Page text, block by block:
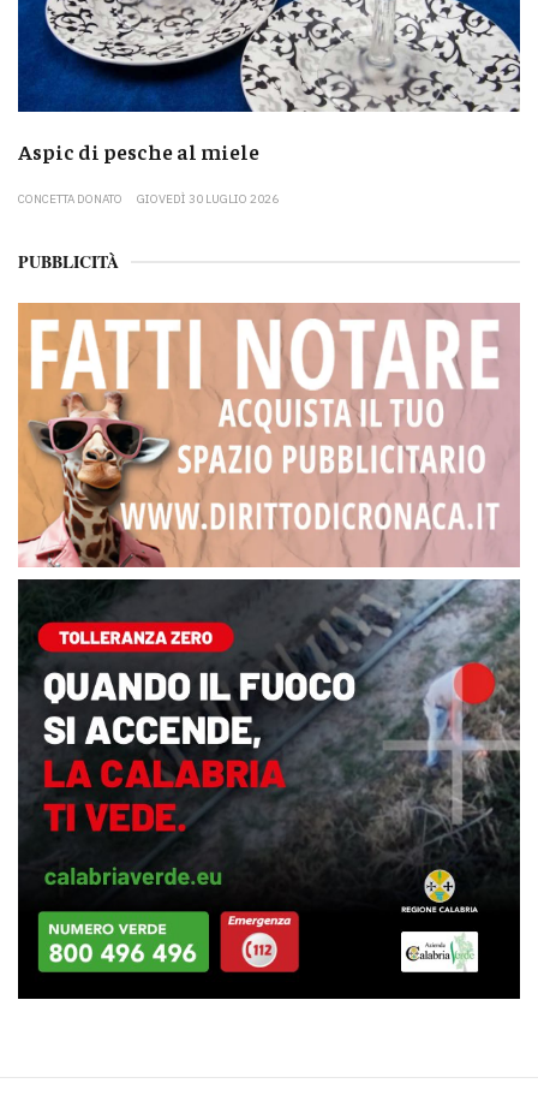
Aspic di pesche al miele
CONCETTA DONATO GIOVEDÌ 30 LUGLIO 2026
PUBBLICITÀ